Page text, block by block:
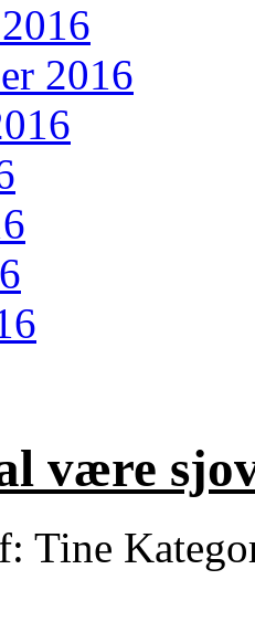
2016
være
Tine